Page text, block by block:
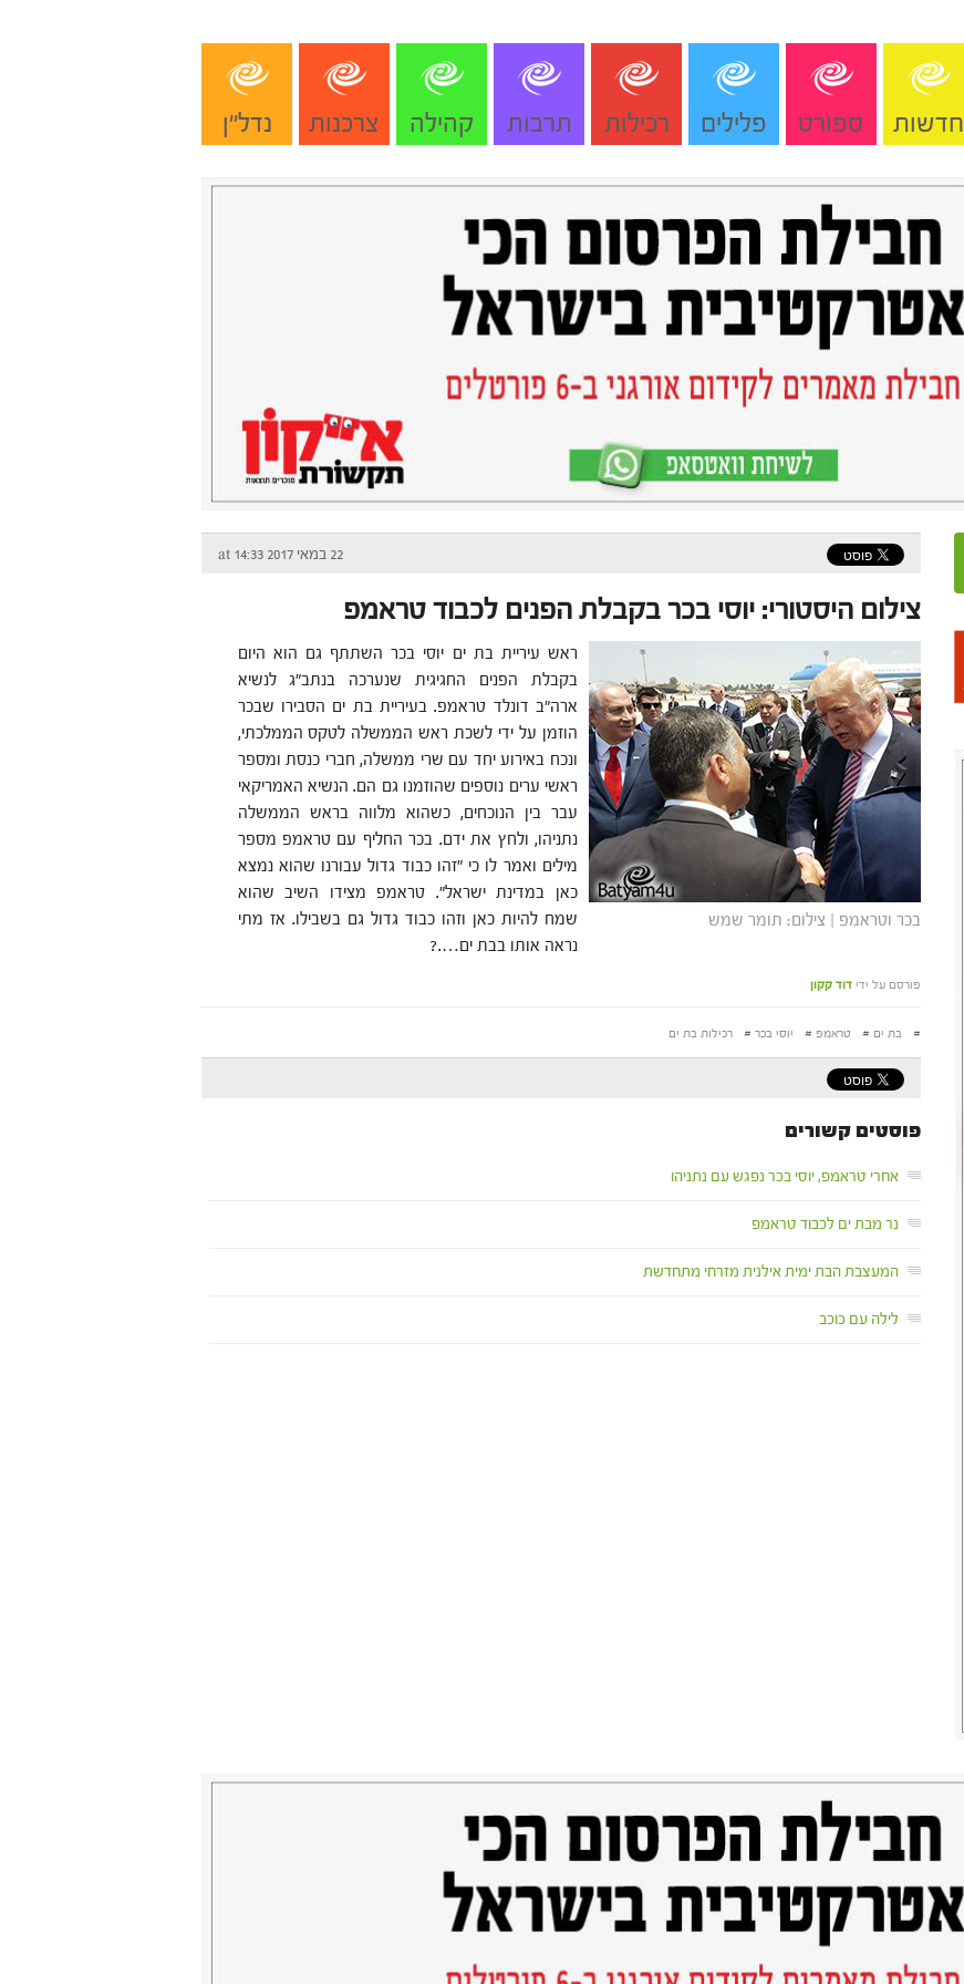
חדשות ספורט פלילים רכילות תרבות קהילה צרכנות נדל"ן
22 במאי 2017 at 14:33
צילום היסטורי: יוסי בכר בקבלת הפנים לכבוד טראמפ
בכר וטראמפ | צילום: תומר שמש
ראש עיריית בת ים יוסי בכר השתתף גם הוא היום
בקבלת הפנים החגיגית שנערכה בנתב"ג לנשיא
ארה"ב דונלד טראמפ. בעיריית בת ים הסבירו שבכר
הוזמן על ידי לשכת ראש הממשלה לטקס הממלכתי,
ונכח באירוע יחד עם שרי ממשלה, חברי כנסת ומספר
ראשי ערים נוספים שהוזמנו גם הם. הנשיא האמריקאי
עבר בין הנוכחים, כשהוא מלווה בראש הממשלה
נתניהו, ולחץ את ידם. בכר החליף עם טראמפ מספר
מילים ואמר לו כי "זהו כבוד גדול עבורנו שהוא נמצא
כאן במדינת ישראל". טראמפ מצידו השיב שהוא
שמח להיות כאן וזהו כבוד גדול גם בשבילו. אז מתי
נראה אותו בבת ים….?
פורסם על ידי דוד קקון
# בת ים # טראמפ # יוסי בכר # רכילות בת ים
פוסטים קשורים
אחרי טראמפ, יוסי בכר נפגש עם נתניהו
נר מבת ים לכבוד טראמפ
המעצבת הבת ימית אילנית מזרחי מתחדשת
לילה עם כוכב